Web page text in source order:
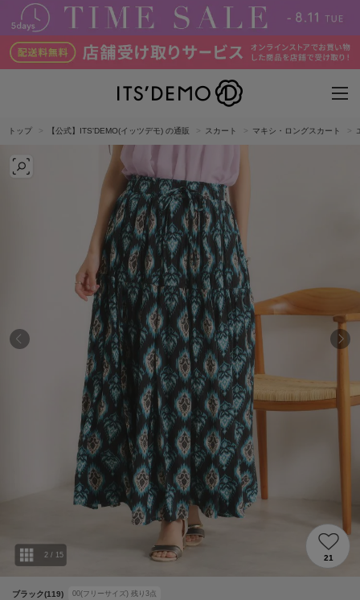
トップ 【公式】ITS'DEMO(イッツデモ) の通販 スカート マキシ・ロングスカート
ブラック(119) 00(フリーサイズ) 残り 3点
2 / 15 21